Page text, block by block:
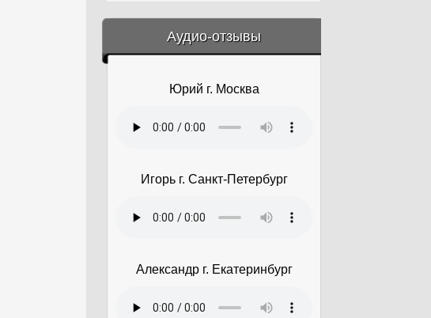
Аудио-отзывы
&amp;nbsp;
Юрий г. Москва
Игорь г. Санкт-Петербург
Александр г. Екатеринбург